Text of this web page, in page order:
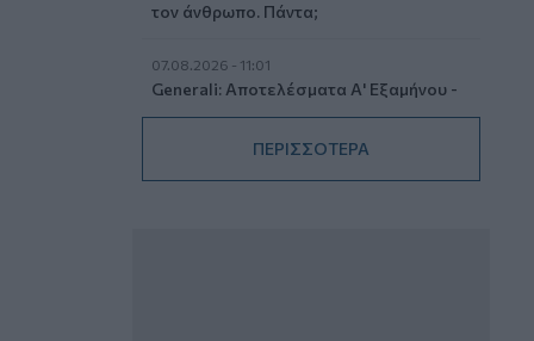
τον άνθρωπο. Πάντα;
07.08.2026 - 11:01
Generali: Αποτελέσματα Α' Εξαμήνου -
Εξαιρετική ανάπτυξη στα Λειτουργικά
Αποτελέσματα με συμβολή από όλες
τις επιχειρηματικές δραστηριότητες
ΠΕΡΙΣΣΟΤΕΡΑ